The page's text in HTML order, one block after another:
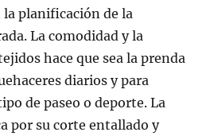
la planificación de la
La comodidad y la
hace que sea la prenda
diarios y para
de paseo o deporte. La
por su corte entallado y